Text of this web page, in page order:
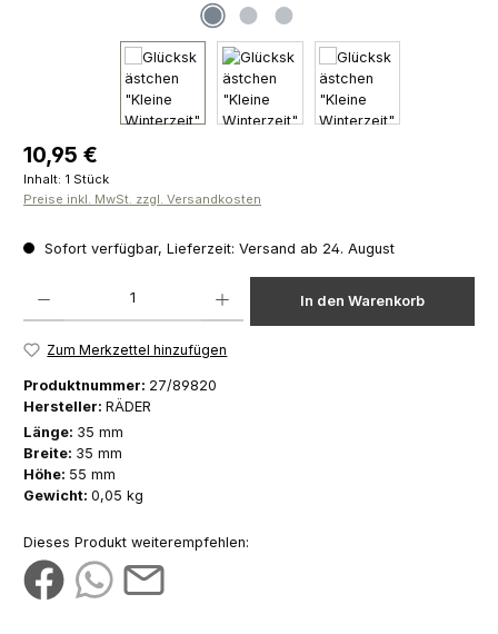
Regulärer Preis:
10,95 €
Inhalt: 1 Stück
Preise inkl. MwSt. zzgl. Versandkosten
Sofort verfügbar, Lieferzeit: Versand ab 24. August
In den Warenkorb
Zum Merkzettel hinzufügen
Produktnummer: 27/89820
Hersteller: RÄDER
Länge: 35 mm
Breite: 35 mm
Höhe: 55 mm
Gewicht: 0,05 kg
Dieses Produkt weiterempfehlen: